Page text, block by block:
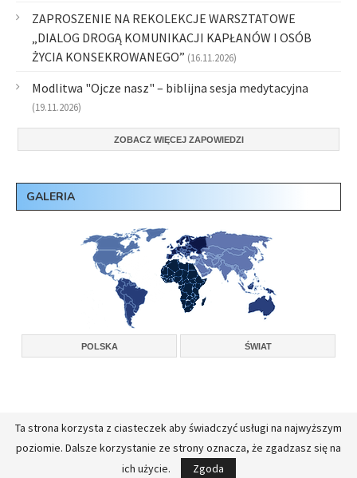
ZAPROSZENIE NA REKOLEKCJE WARSZTATOWE
„DIALOG DROGĄ KOMUNIKACJI KAPŁANÓW I OSÓB
ŻYCIA KONSEKROWANEGO” (16.11.2026)
Modlitwa "Ojcze nasz" – biblijna sesja medytacyjna
(19.11.2026)
ZOBACZ WIĘCEJ ZAPOWIEDZI
GALERIA
POLSKA ŚWIAT
Copyright © 2026, Konferencja Wyższych Przełożonych Zakonów Męskich w
Polsce.
FullStackAdmin - opieka administracyjna nad serwerami
Ta strona korzysta z ciasteczek aby świadczyć usługi na najwyższym
poziomie. Dalsze korzystanie ze strony oznacza, że zgadzasz się na
ich użycie.
Zgoda